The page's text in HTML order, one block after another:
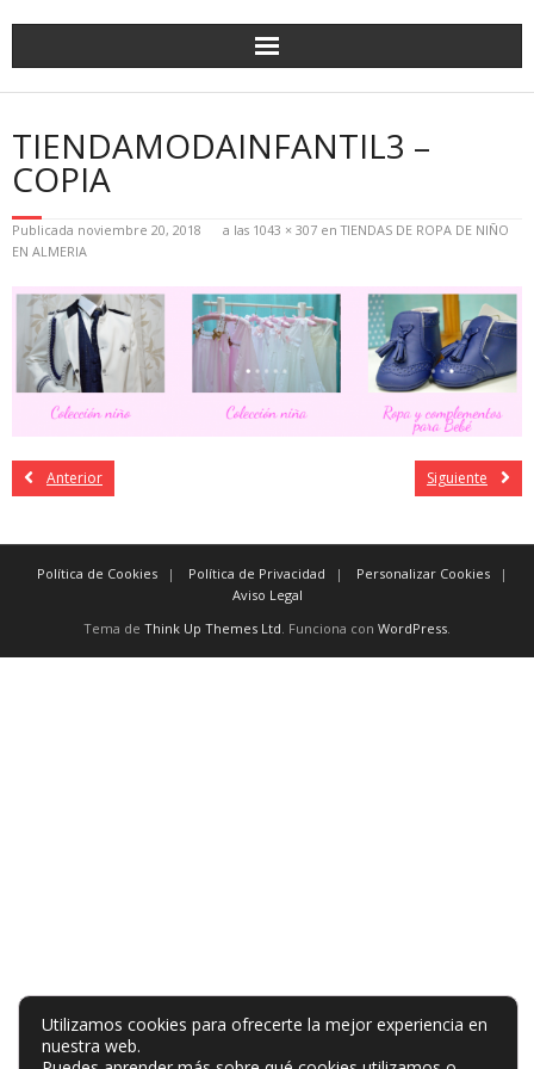
TIENDAMODAINFANTIL3 –
COPIA
Publicada noviembre 20, 2018 a las 1043 × 307 enTIENDAS DE ROPA DE NIÑO
EN ALMERIA
Anterior Siguiente
Política de Cookies Política de Privacidad
Personalizar Cookies
Aviso Legal
Tema de Think Up Themes Ltd. Funciona con WordPress.
Utilizamos cookies para ofrecerte la mejor experiencia en
nuestra web.